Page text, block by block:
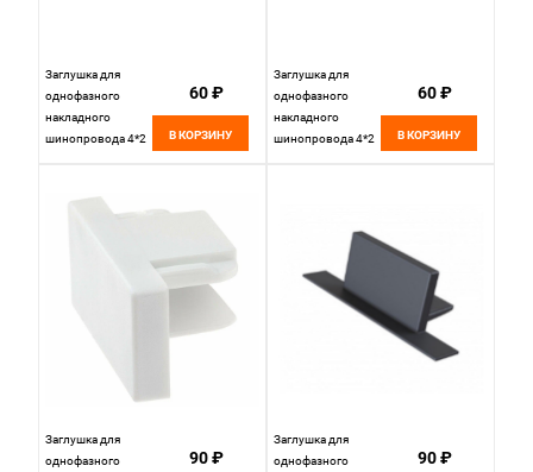
Заглушка для
однофазного
накладного
шинопровода 4*2
трековая система
60 ₽
В КОРЗИНУ
Заглушка для
однофазного
накладного
шинопровода 4*2
60 ₽
В КОРЗИНУ
Заглушка для
однофазного
90 ₽
Заглушка для
однофазного
90 ₽